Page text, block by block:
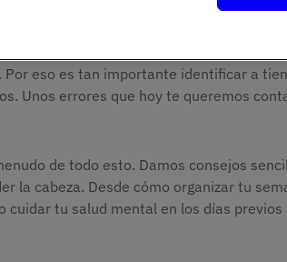
de nada, otros que van sin un plan
bien creyendo que así sacarán más
eso es tan importante identificar a
Unos errores que hoy te queremos
de todo esto. Damos consejos
la cabeza. Desde cómo organizar tu
tu salud mental en los días previos